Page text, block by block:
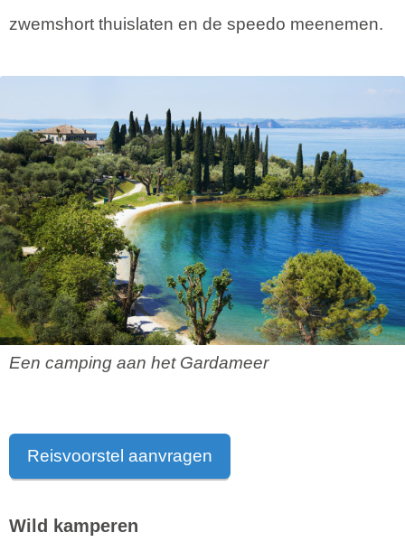
zwemshort thuislaten en de speedo meenemen.
Een camping aan het Gardameer
Reisvoorstel aanvragen
Wild kamperen